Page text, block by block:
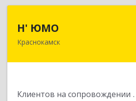
Н' ЮМО
Краснокамск
Клиентов на сопровождении
617060, Пермский край,